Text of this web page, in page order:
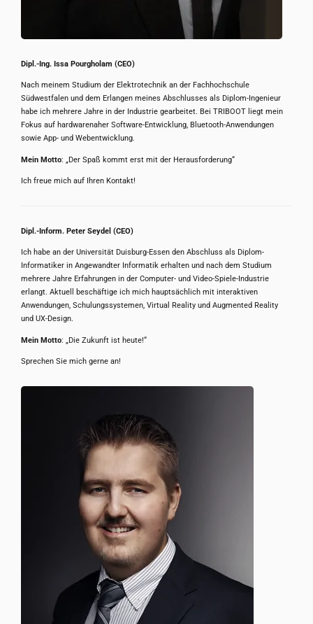
Dipl.-Ing. Issa Pourgholam (CEO)
Nach meinem Studium der Elektrotechnik an der Fachhochschule
Südwestfalen und dem Erlangen meines Abschlusses als Diplom-Ingenieur
habe ich mehrere Jahre in der Industrie gearbeitet. Bei TRIBOOT liegt mein
Fokus auf hardwarenaher Software-Entwicklung, Bluetooth-Anwendungen
sowie App- und Webentwicklung.
Mein Motto: „Der Spaß kommt erst mit der Herausforderung“
Ich freue mich auf Ihren Kontakt!
Dipl.-Inform. Peter Seydel (CEO)
Ich habe an der Universität Duisburg-Essen den Abschluss als Diplom-
Informatiker in Angewandter Informatik erhalten und nach dem Studium
mehrere Jahre Erfahrungen in der Computer- und Video-Spiele-Industrie
erlangt. Aktuell beschäftige ich mich hauptsächlich mit interaktiven
Anwendungen, Schulungssystemen, Virtual Reality und Augmented Reality
und UX-Design.
Mein Motto: „Die Zukunft ist heute!“
Sprechen Sie mich gerne an!